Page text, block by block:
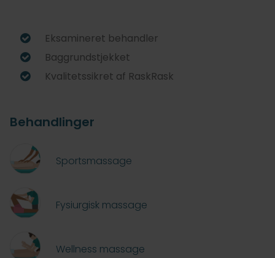
Eksamineret behandler
Baggrundstjekket
Kvalitetssikret af RaskRask
Behandlinger
Sportsmassage
Fysiurgisk massage
Wellness massage